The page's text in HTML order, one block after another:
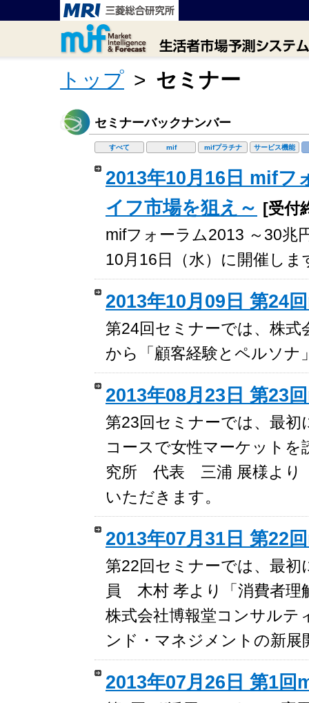
トップ > セミナー
セミナーバックナンバー
すべて mif mifプラチナ サービス機能
2013年10月16日 mifフ
イフ市場を狙え～ [受付
mifフォーラム2013 ～30兆
10月16日（水）に開催しま
2013年10月09日 第24
第24回セミナーでは、株
から「顧客経験とペルソ
2013年08月23日 第23
第23回セミナーでは、最
コースで女性マーケット
究所 代表 三浦 展様より
いただきます。
2013年07月31日 第22
第22回セミナーでは、最
員 木村 孝より「消費者理
株式会社博報堂コンサル
ンド・マネジメントの新
2013年07月26日 第1回